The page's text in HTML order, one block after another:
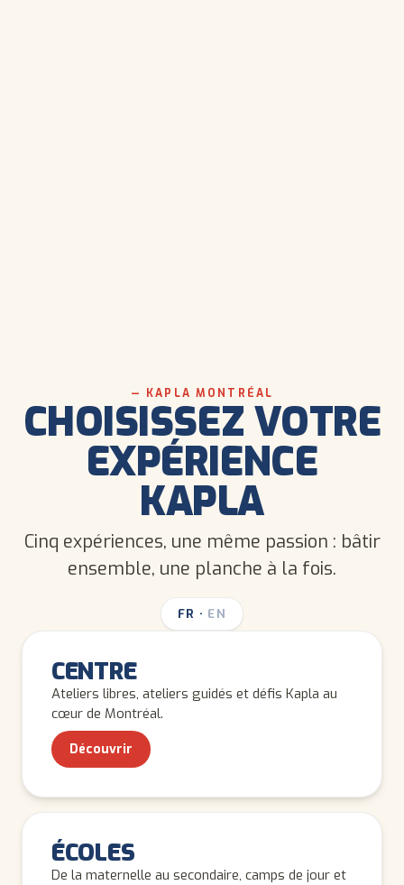
— KAPLA MONTRÉAL
CHOISISSEZ VOTRE
EXPÉRIENCE
KAPLA
Cinq expériences, une même passion : bâtir
ensemble, une planche à la fois.
FR · EN
CENTRE
Ateliers libres, ateliers guidés et défis Kapla au
cœur de Montréal.
Découvrir
ENFANTS
ÉCOLES
De la maternelle au secondaire, camps de jour et